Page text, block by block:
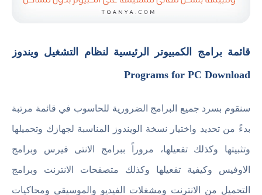
قائمة برامج الكمبيوتر الرئيسية لنظام التشغيل ويندوز
Programs for PC Download
سنقوم بسرد جميع البرامج الضرورية للحاسوب في قائمة مرتبة
بدءً من تحديد واختيار نسخة الويندوز المناسبة لجهازك وتحميلها
وتثبيتها وكذلك تفعيلها، مروراً ببرامج الانتى فيرس وبرامج
الاوفيس وكيفية تفعيلها وكذلك متصفحات الانترنت وبرامج
التحميل من الانترنت ومشغلات الفيديو والموسيقى ومحاكيات